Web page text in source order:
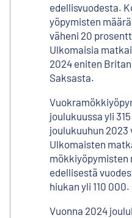
edellisvuodesta.
yöpymisten
väheni 20
Ulkomaisia
2024 eniten
Saksasta.
joulukuussa yli
joulukuuhun 2023
Ulkomaisten
mökkiyöpymisten
edellisestä
hiukan yli 110 000.
Vuonna 2024